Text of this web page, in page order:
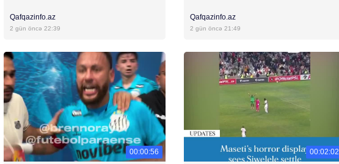
Qafqazinfo.az
2 gün öncə 22:39
Qafqazinfo.az
2 gün öncə 21:49
00:00:56 00:02:02